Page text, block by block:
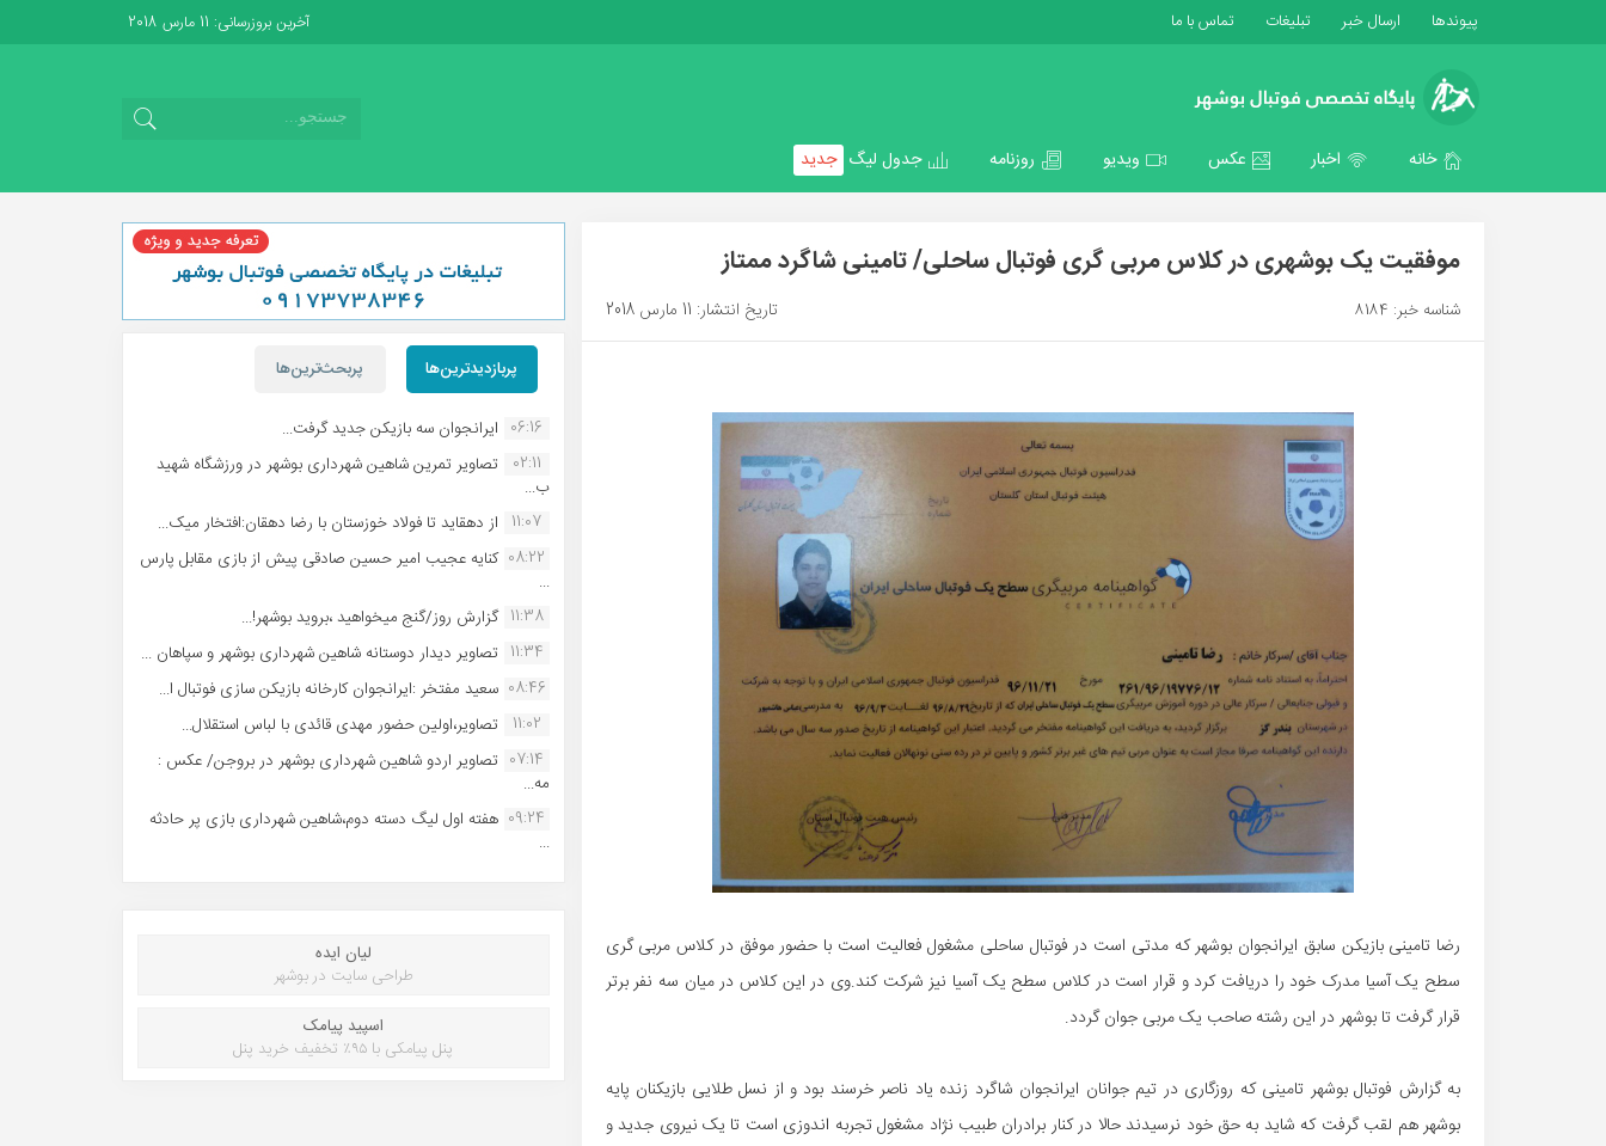
پیوندها ارسال خبر تبلیغات تماس با ما آخرین بروزرسانی: 11 مارس 2018
خانه اخبار عکس ویدیو روزنامه جدول لیگ جدید
موفقیت یک بوشهری در کلاس مربی گری فوتبال ساحلی/ تامینی شاگرد ممتاز
شناسه خبر: 8184 تاریخ انتشار: 11 مارس 2018
رضا تامینی بازیکن سابق ایرانجوان بوشهر که مدتی است در فوتبال ساحلی مشغول فعالیت است با حضور موفق در کلاس مربی گری
سطح یک آسیا مدرک خود را دریافت کرد و قرار است در کلاس سطح یک آسیا نیز شرکت کند.وی در این کلاس در میان سه نفر برتر
قرار گرفت تا بوشهر در این رشته صاحب یک مربی جوان گردد.
به گزارش فوتبال بوشهر تامینی که روزگاری در تیم جوانان ایرانجوان شاگرد زنده یاد ناصر خرسند بود و از نسل طلایی بازیکنان پایه
بوشهر هم لقب گرفت که شاید به حق خود نرسیدند حالا در کنار برادران طبیب نژاد مشغول تجربه اندوزی است تا یک نیروی جدید و
پربازدیدترین‌ها پربحث‌ترین‌ها
06:16 ایرانجوان سه بازیکن جدید گرفت...
02:11
تصاویر تمرین شاهین شهردارى بوشهر در ورزشگاه شهید
ب...
11:07 از دهقاید تا فولاد خوزستان با رضا دهقان:افتخار میک...
08:22 کنایه عجیب امیر حسین صادقی پیش از بازی مقابل پارس
...
11:38 گزارش روز/گنج میخواهید ،بروید بوشهر!...
11:34 تصاویر دیدار دوستانه شاهین شهردارى بوشهر و سپاهان ...
08:46 سعید مفتخر :ایرانجوان کارخانه بازیکن سازی فوتبال ا...
11:02
تصاویر،اولین حضور مهدی قائدی با لباس استقلال...
07:14 تصاویر اردو شاهین شهرداری بوشهر در بروجن/ عکس :
مه...
09:24 هفته اول لیگ دسته دوم،شاهین شهرداری بازی پر حادثه
...
لیان ایده
طراحی سایت در بوشهر
اسپید پیامک
پنل پیامکی با ۹۵٪ تخفیف خرید پنل